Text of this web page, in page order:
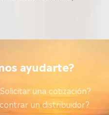
ayudarte?
una cotización?
un distribuidor?